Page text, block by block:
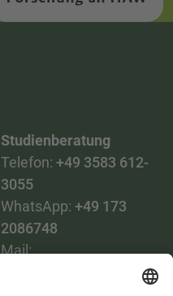
Studienberatung
Telefon: +49 3583 612-
3055
WhatsApp: +49 173
2086748
Mail: